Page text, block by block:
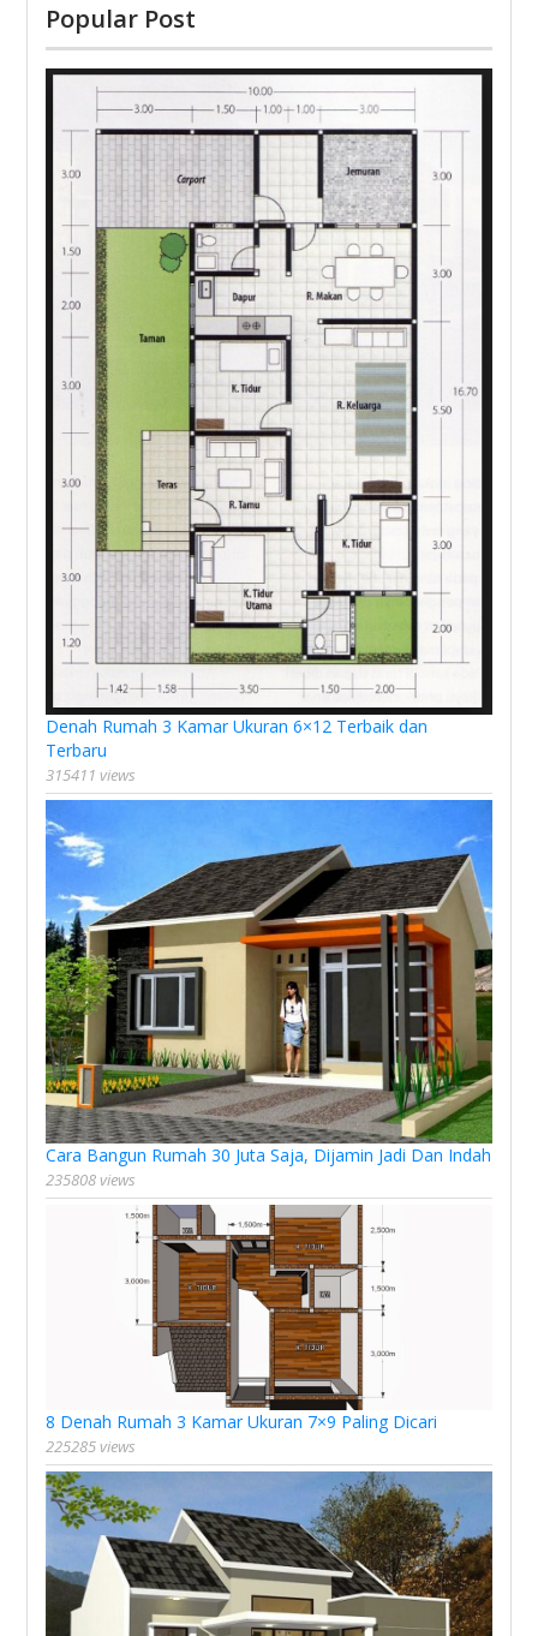
Popular Post
Denah Rumah 3 Kamar Ukuran 6×12 Terbaik dan
Terbaru
315411 views
Cara Bangun Rumah 30 Juta Saja, Dijamin Jadi Dan Indah
235808 views
8 Denah Rumah 3 Kamar Ukuran 7×9 Paling Dicari
225285 views